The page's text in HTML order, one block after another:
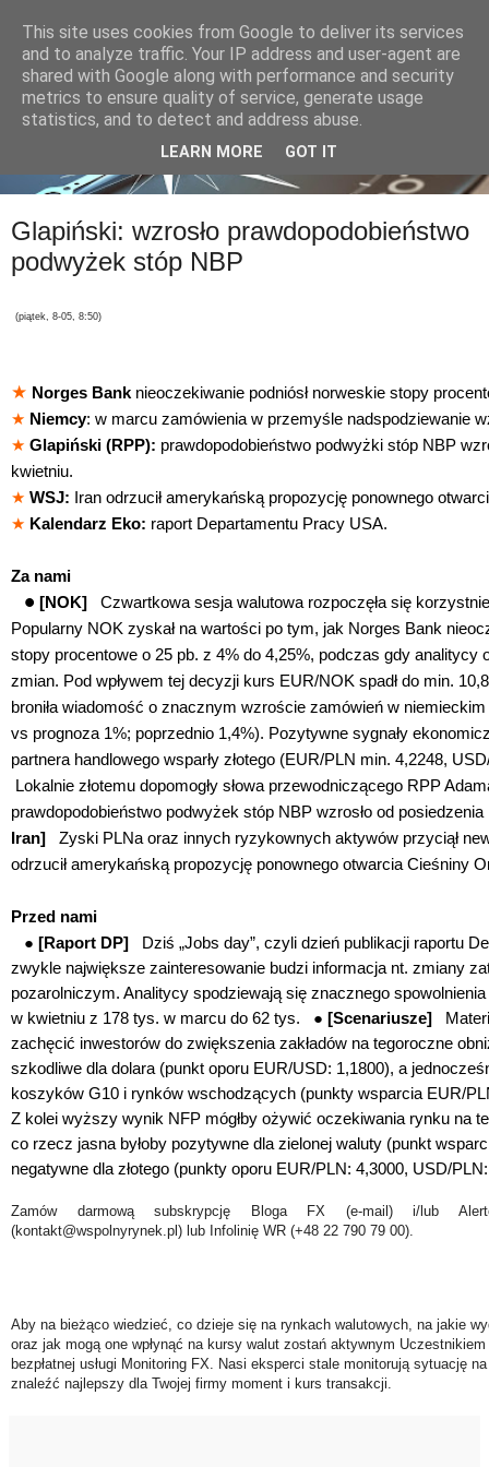
Glapiński: wzrosło prawdopodobieństwo
podwyżek stóp NBP
(piątek, 8-05, 8:50)
★ Norges Banknieoczekiwanie podniósł norweskie stopy
★ Niemcy: w marcu zamówienia w przemyśle nadspodziewanie
★ Glapiński (RPP): prawdopodobieństwo podwyżki stóp NBP
kwietniu.
★ WSJ:
Iran odrzucił amerykańską propozycję ponownego
★ Kalendarz Eko: raport Departamentu Pracy USA.
Za nami
● [NOK] Czwartkowa sesja walutowa rozpoczęła się
Popularny NOK zyskał na wartości po tym, jak Norges Bank
stopy procentowe o 25 pb. z 4% do 4,25%, podczas gdy analitycy
zmian. Pod wpływem tej decyzji kurs EUR/NOK spadł do min.
broniła wiadomość o znacznym wzroście zamówień w
vs prognoza 1%; poprzednio 1,4%). Pozytywne sygnały
partnera handlowego wsparły złotego (EUR/PLN min. 4,2248,
Lokalnie złotemu dopomogły słowa przewodniczącego RPP
prawdopodobieństwo podwyżek stóp NBP wzrosło od
Iran] Zyski PLNa oraz innych ryzykownych aktywów przyciął
odrzucił amerykańską propozycję ponownego otwarcia Cieśniny
Przed nami
● [Raport DP]
Dziś „Jobs day”, czyli dzień publikacji raportu
zwykle największe zainteresowanie budzi informacja nt. zmiany
pozarolniczym. Analitycy spodziewają się znacznego
w kwietniu z 178 tys. w marcu do 62 tys. ● [Scenariusze]
zachęcić inwestorów do zwiększenia zakładów na tegoroczne
szkodliwe dla dolara (punkt oporu EUR/USD: 1,1800), a
koszyków G10 i rynków wschodzących (punkty wsparcia EUR/
Z kolei wyższy wynik NFP mógłby ożywić oczekiwania rynku na
co rzecz jasna byłoby pozytywne dla zielonej waluty (punkt
negatywne dla złotego (punkty oporu EUR/PLN: 4,3000, USD/
Zamów darmową subskrypcję Bloga FX (e-mail) i/lub
(kontakt@wspolnyrynek.pl) lub Infolinię WR (+48 22 790 79 00).
Aby na bieżąco wiedzieć, co dzieje się na rynkach walutowych, na jakie
oraz jak mogą one wpłynąć na kursy walut zostań aktywnym
bezpłatnej usługi Monitoring FX. Nasi eksperci stale monitorują sytuację
znaleźć najlepszy dla Twojej firmy moment i kurs transakcji.
This site uses cookies from Google to deliver its services
and to analyze traffic. Your IP address and user-agent are
shared with Google along with performance and security
metrics to ensure quality of service, generate usage
statistics, and to detect and address abuse.
LEARN MORE GOT IT